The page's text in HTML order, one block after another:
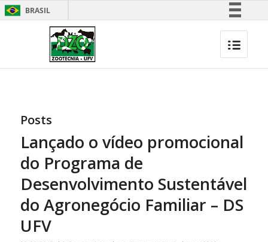
BRASIL
Posts
Lançado o vídeo promocional
do Programa de
Desenvolvimento Sustentável
do Agronegócio Familiar – DS
UFV